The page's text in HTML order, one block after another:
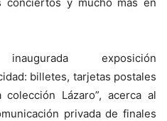
exposición
billetes, tarjetas postales
Lázaro”, acerca al
privada de finales